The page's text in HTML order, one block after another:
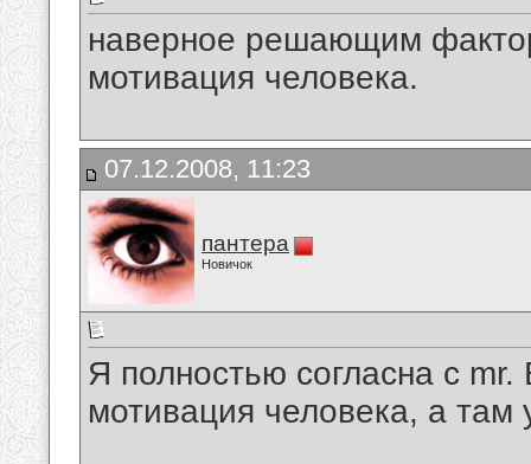
наверное решающим
мотивация человека.
07.12.2008, 11:23
пантера
Новичок
Я полностью согласна с
мотивация человека, а там